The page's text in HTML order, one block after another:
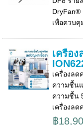
เพื่อควบคุ
เครื่อ
เครื่องลด
ความชื้น
ความชื้น
เครื่องลด
฿